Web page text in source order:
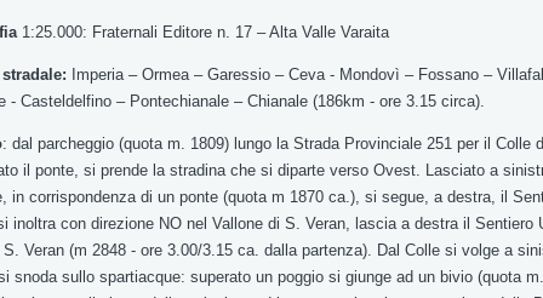
1:25.000: Fraternali Editore n. 17 – Alta Valle Varaita
Imperia – Ormea – Garessio – Ceva - Mondovì – Fossano –
- Casteldelfino – Pontechianale – Chianale (186km - ore 3.15 circa).
: dal parcheggio (quota m. 1809) lungo la Strada Provinciale 251 per il Colle
il ponte, si prende la stradina che si diparte verso Ovest. Lasciato a
in corrispondenza di un ponte (quota m 1870 ca.), si segue, a destra, il
inoltra con direzione NO nel Vallone di S. Veran, lascia a destra il
Veran (m 2848 - ore 3.00/3.15 ca. dalla partenza). Dal Colle si volge a
snoda sullo spartiacque: superato un poggio si giunge ad un bivio (quota